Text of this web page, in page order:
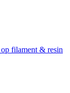
op filament & resin